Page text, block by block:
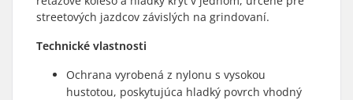
streetových jazdcov závislých na grindovaní.
Technické vlastnosti
Ochrana vyrobená z nylonu s vysokou
hustotou, poskytujúca hladký povrch vhodný